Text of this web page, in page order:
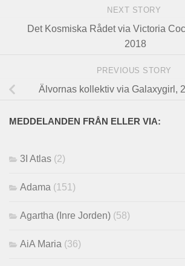
NEXT STORY
Det Kosmiska Rådet via Victoria
2018
PREVIOUS STORY
Älvornas kollektiv via Galaxygirl,
MEDDELANDEN FRÅN ELLER VIA:
3I Atlas (2)
Adama (151)
Agartha (Inre Jorden) (58)
AiA Maria (36)